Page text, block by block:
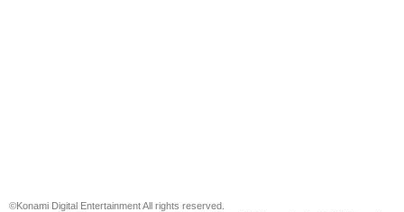
©Konami Digital Entertainment All rights reserved.